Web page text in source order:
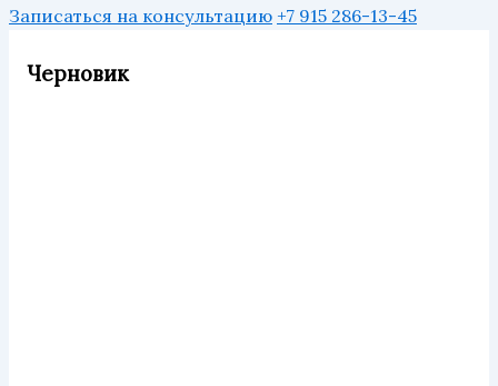
Записаться на консультацию +7 915 286-13-45
Черновик